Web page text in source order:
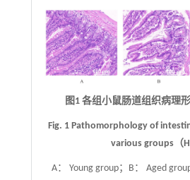
图1 各组小鼠肠道组织病理形
Fig. 1 Pathomorphology of
various groups（
A： Young group；B： Aged